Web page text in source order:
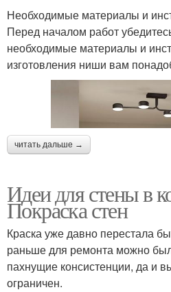
Необходимые материалы и
Перед началом работ
необходимые материалы и
изготовления ниши вам
читать дальше →
Идеи для стены в
Покраска стен
Краска уже давно перестала
раньше для ремонта можно
пахнущие консистенции, да и
ограничен.